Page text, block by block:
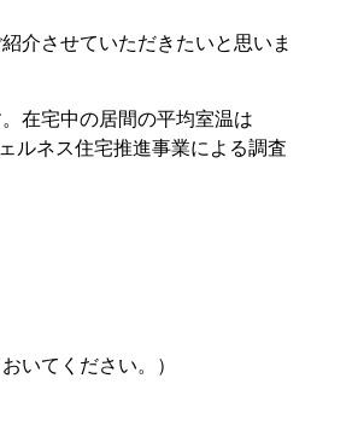
介させていただきたいと思いま
在宅中の居間の平均室温は
ルネス住宅推進事業による調査
いてください。）